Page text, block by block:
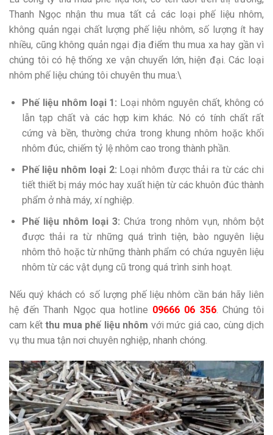
Thanh Ngọc nhận thu mua tất cả các loại phế liệu nhôm,
không quản ngại chất lượng phế liệu nhôm, số lượng ít hay
nhiều, cũng không quản ngại địa điểm thu mua xa hay gần vì
chúng tôi có hệ thống xe vận chuyển lớn, hiện đại. Các loại
nhôm phế liệu chúng tôi chuyên thu mua:\
Phế liệu nhôm loại 1: Loại nhôm nguyên chất, không có
lẫn tạp chất và các hợp kim khác. Nó có tính chất rất
cứng và bền, thường chứa trong khung nhôm hoặc khối
nhôm đúc, chiếm tỷ lệ nhôm cao trong thành phần.
Phế liệu nhôm loại 2: Loại nhôm được thải ra từ các chi
tiết thiết bị máy móc hay xuất hiện từ các khuôn đúc thành
phẩm ở nhà máy, xí nghiệp.
Phế liệu nhôm loại 3: Chứa trong nhôm vụn, nhôm bột
được thải ra từ những quá trình tiện, bào nguyên liệu
nhôm thô hoặc từ những thành phẩm có chứa nguyên liệu
nhôm từ các vật dụng cũ trong quá trình sinh hoạt.
Nếu quý khách có số lượng phế liệu nhôm cần bán hãy liên
hệ đến Thanh Ngọc qua hotline 09666 06 356. Chúng tôi
cam kết thu mua phế liệu nhôm với mức giá cao, cùng dịch
vụ thu mua tận nơi chuyên nghiệp, nhanh chóng.